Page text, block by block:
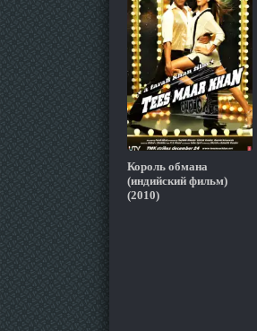
Король обмана
(индийский фильм)
(2010)